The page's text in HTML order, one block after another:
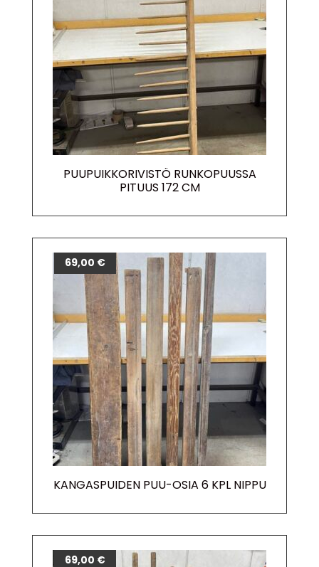
PUUPUIKKORIVISTÖ RUNKOPUUSSA
PITUUS 172 CM
KANGASPUIDEN PUU-OSIA 6 KPL NIPPU
69,00 €
69,00 €